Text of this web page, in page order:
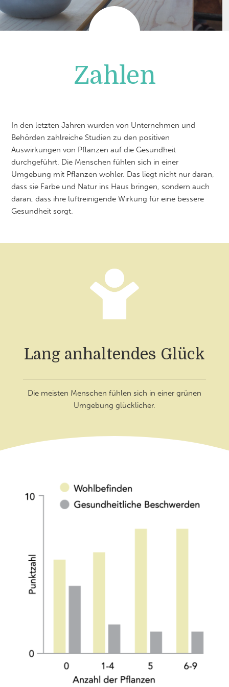
Zahlen
In den letzten Jahren wurden von Unternehmen und
Behörden zahlreiche Studien zu den positiven
Auswirkungen von Pflanzen auf die Gesundheit
durchgeführt. Die Menschen fühlen sich in einer
Umgebung mit Pflanzen wohler. Das liegt nicht nur daran,
dass sie Farbe und Natur ins Haus bringen, sondern auch
daran, dass ihre luftreinigende Wirkung für eine bessere
Gesundheit sorgt.
Lang anhaltendes Glück
Die meisten Menschen fühlen sich in einer grünen
Umgebung glücklicher.